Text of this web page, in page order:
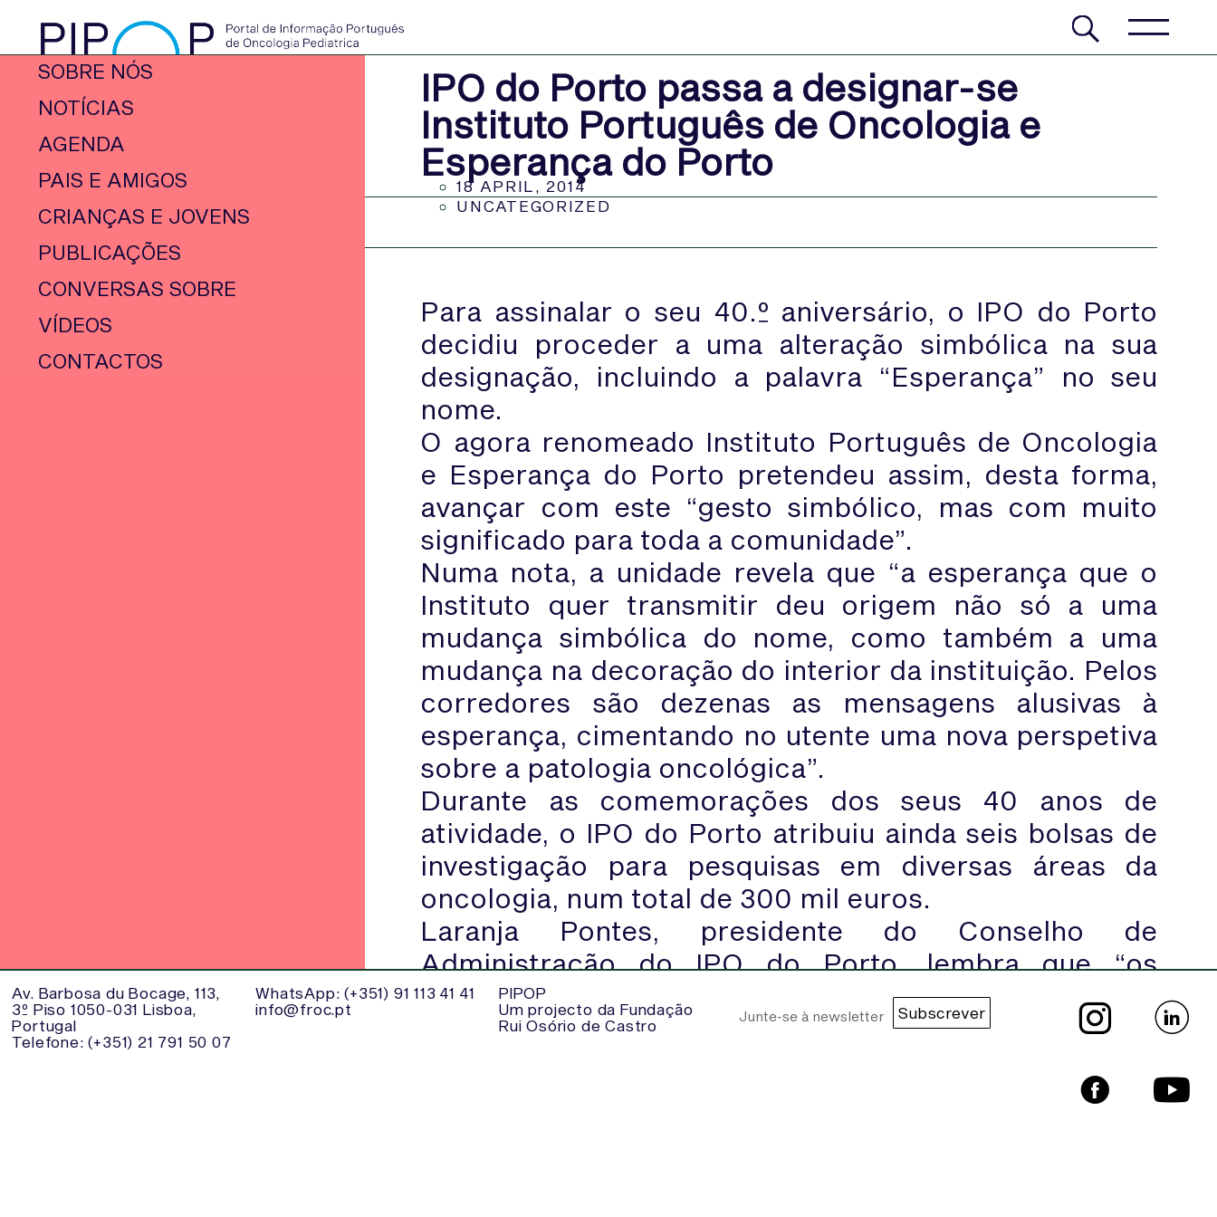
SOBRE NÓS
NOTÍCIAS
AGENDA
PAIS E AMIGOS
CRIANÇAS E JOVENS
PUBLICAÇÕES
CONVERSAS SOBRE
VÍDEOS
CONTACTOS
IPO do Porto passa a designar-se
Instituto Português de Oncologia e
Esperança do Porto
18 APRIL, 2014
UNCATEGORIZED
Para assinalar o seu 40.º aniversário, o IPO do Porto
decidiu proceder a uma alteração simbólica na sua
designação, incluindo a palavra “Esperança” no seu
nome.
O agora renomeado Instituto Português de Oncologia
e Esperança do Porto pretendeu assim, desta forma,
avançar com este “gesto simbólico, mas com muito
significado para toda a comunidade”.
Numa nota, a unidade revela que “a esperança que o
Instituto quer transmitir deu origem não só a uma
mudança simbólica do nome, como também a uma
mudança na decoração do interior da instituição. Pelos
corredores são dezenas as mensagens alusivas à
esperança, cimentando no utente uma nova perspetiva
sobre a patologia oncológica”.
Durante as comemorações dos seus 40 anos de
atividade, o IPO do Porto atribuiu ainda seis bolsas de
investigação para pesquisas em diversas áreas da
oncologia, num total de 300 mil euros.
Laranja Pontes, presidente do Conselho de
Administração do IPO do Porto, lembra que “os
tempos que se vivem nas áreas da biologia e genética
trazem ao tema ‘cancro’ novos conhecimentos e novas
com profundo empenho e entusiasmo, respondendo
Av. Barbosa du Bocage, 113,
3º Piso 1050-031 Lisboa,
Portugal
Telefone: (+351) 21 791 50 07
WhatsApp: (+351) 91 113 41 41
info@froc.pt
PIPOP
Um projecto da Fundação
Rui Osório de Castro
Subscrever